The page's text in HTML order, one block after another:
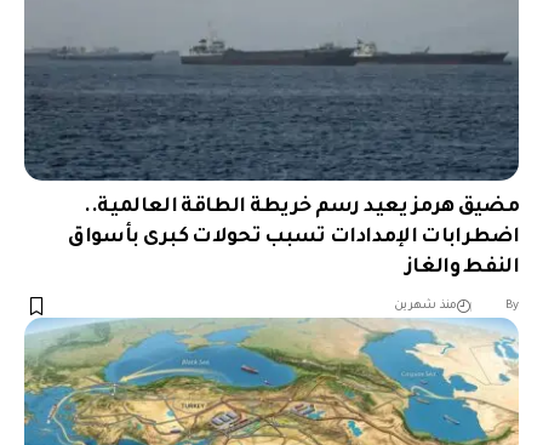
مضيق هرمز يعيد رسم خريطة الطاقة العالمية..
اضطرابات الإمدادات تسبب تحولات كبرى بأسواق
النفط والغاز
By منذ شهرين